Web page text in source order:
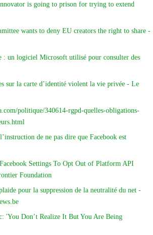
is going to prison for trying to extend
wants to deny EU creators the right to share -
: un logiciel Microsoft utilisé pour consulter des
sur la carte d’identité violent la vie privée - Le
politique/340614-rgpd-quelles-obligations-
de ne pas dire que Facebook est
Settings To Opt Out of Platform API
Foundation
pour la suppression de la neutralité du net -
'You Don’t Realize It But You Are Being